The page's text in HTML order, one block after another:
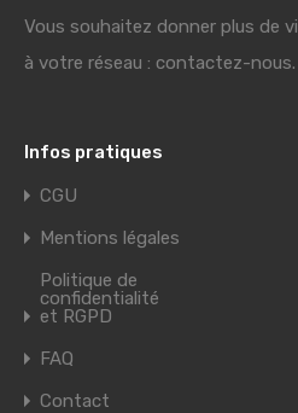
Vous souhaitez donner plus de
à votre réseau : contactez-nous.
Infos pratiques
CGU
Mentions légales
Politique de
confidentialité
et RGPD
FAQ
Contact